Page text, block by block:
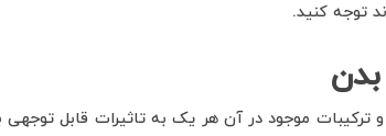
توجه کنید.
موجود در آن هر یک به تاثیرات قابل